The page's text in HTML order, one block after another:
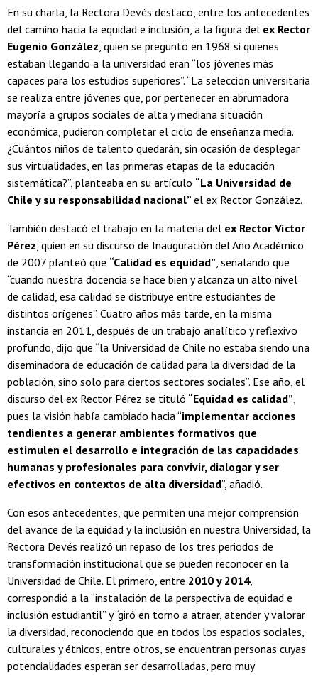
En su charla, la Rectora Devés destacó, entre los antecedentes
del camino hacia la equidad e inclusión, a la figura del ex Rector
Eugenio González, quien se preguntó en 1968 si quienes
estaban llegando a la universidad eran “los jóvenes más
capaces para los estudios superiores”. “La selección universitaria
se realiza entre jóvenes que, por pertenecer en abrumadora
mayoría a grupos sociales de alta y mediana situación
económica, pudieron completar el ciclo de enseñanza media.
¿Cuántos niños de talento quedarán, sin ocasión de desplegar
sus virtualidades, en las primeras etapas de la educación
sistemática?”, planteaba en su artículo “La Universidad de
Chile y su responsabilidad nacional” el ex Rector González.
También destacó el trabajo en la materia del ex Rector Víctor
Pérez, quien en su discurso de Inauguración del Año Académico
de 2007 planteó que “Calidad es equidad”, señalando que
“cuando nuestra docencia se hace bien y alcanza un alto nivel
de calidad, esa calidad se distribuye entre estudiantes de
distintos orígenes”. Cuatro años más tarde, en la misma
instancia en 2011, después de un trabajo analítico y reflexivo
profundo, dijo que “la Universidad de Chile no estaba siendo una
diseminadora de educación de calidad para la diversidad de la
población, sino solo para ciertos sectores sociales”. Ese año, el
discurso del ex Rector Pérez se tituló “Equidad es calidad”,
pues la visión había cambiado hacia “implementar acciones
tendientes a generar ambientes formativos que
estimulen el desarrollo e integración de las capacidades
humanas y profesionales para convivir, dialogar y ser
efectivos en contextos de alta diversidad”, añadió.
Con esos antecedentes, que permiten una mejor comprensión
del avance de la equidad y la inclusión en nuestra Universidad, la
Rectora Devés realizó un repaso de los tres periodos de
transformación institucional que se pueden reconocer en la
Universidad de Chile. El primero, entre 2010 y 2014,
correspondió a la “instalación de la perspectiva de equidad e
inclusión estudiantil” y “giró en torno a atraer, atender y valorar
la diversidad, reconociendo que en todos los espacios sociales,
culturales y étnicos, entre otros, se encuentran personas cuyas
potencialidades esperan ser desarrolladas, pero muy